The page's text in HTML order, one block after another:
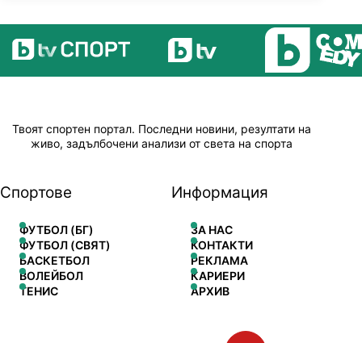
Твоят спортен портал. Последни новини, резултати на
живо, задълбочени анализи от света на спорта
Спортове
ФУТБОЛ (БГ)
ФУТБОЛ (СВЯТ)
БАСКЕТБОЛ
ВОЛЕЙБОЛ
ТЕНИС
Информация
ЗА НАС
КОНТАКТИ
РЕКЛАМА
КАРИЕРИ
АРХИВ